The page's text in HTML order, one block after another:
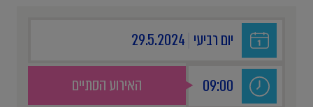
יום רביעי
09:00 האירוע הסתיים